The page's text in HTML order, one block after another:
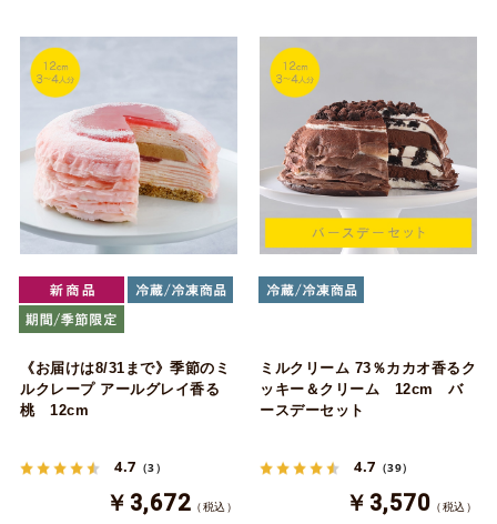
《お届けは8/31まで》季節のミ
ルクレープ アールグレイ香る
桃 12cm
4.7 （3）
￥3,672 （税込）
ミルクリーム 73％カカオ香るク
ッキー＆クリーム 12cm バ
ースデーセット
4.7 （39）
￥3,570 （税込）